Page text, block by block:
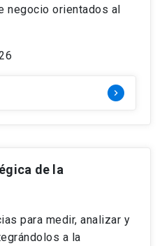
negocio orientados al
keyboard_arrow_right
de la
para medir, analizar y
a la